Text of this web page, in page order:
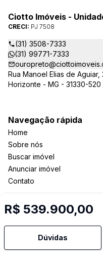
R$ 539.900,00
Dúvidas
Ciotto Imóveis -
CRECI: PJ 7508
(31) 3508-7333
(31) 99771-7333
Rua Manoel Elias de
Horizonte - MG - 31330-520
Navegação rápida
Home
Sobre nós
Buscar imóvel
Anunciar imóvel
Contato